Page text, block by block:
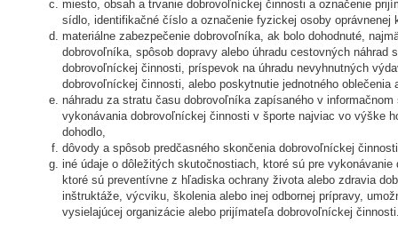
miesto, obsah a trvanie dobrovoľníckej činnosti a označenie
sídlo, identifikačné číslo a označenie fyzickej osoby oprávnenej
materiálne zabezpečenie dobrovoľníka, ak bolo dohodnuté,
dobrovoľníka, spôsob dopravy alebo úhradu cestovných náhrad
dobrovoľníckej činnosti, príspevok na úhradu nevyhnutných
dobrovoľníckej činnosti, alebo poskytnutie jednotného
náhradu za stratu času dobrovoľníka zapísaného v
vykonávania dobrovoľníckej činnosti v športe najviac vo výške
dohodlo,
dôvody a spôsob predčasného skončenia dobrovoľníckej
iné údaje o dôležitých skutočnostiach, ktoré sú pre
ktoré sú preventívne z hľadiska ochrany života alebo zdravia
inštruktáže, výcviku, školenia alebo inej odbornej prípravy,
vysielajúcej organizácie alebo prijímateľa dobrovoľníckej